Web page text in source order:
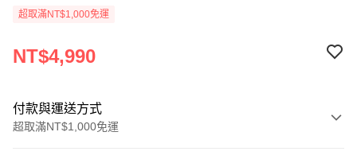
超取滿NT$1,000免運
NT$4,990
付款與運送方式
超取滿NT$1,000免運